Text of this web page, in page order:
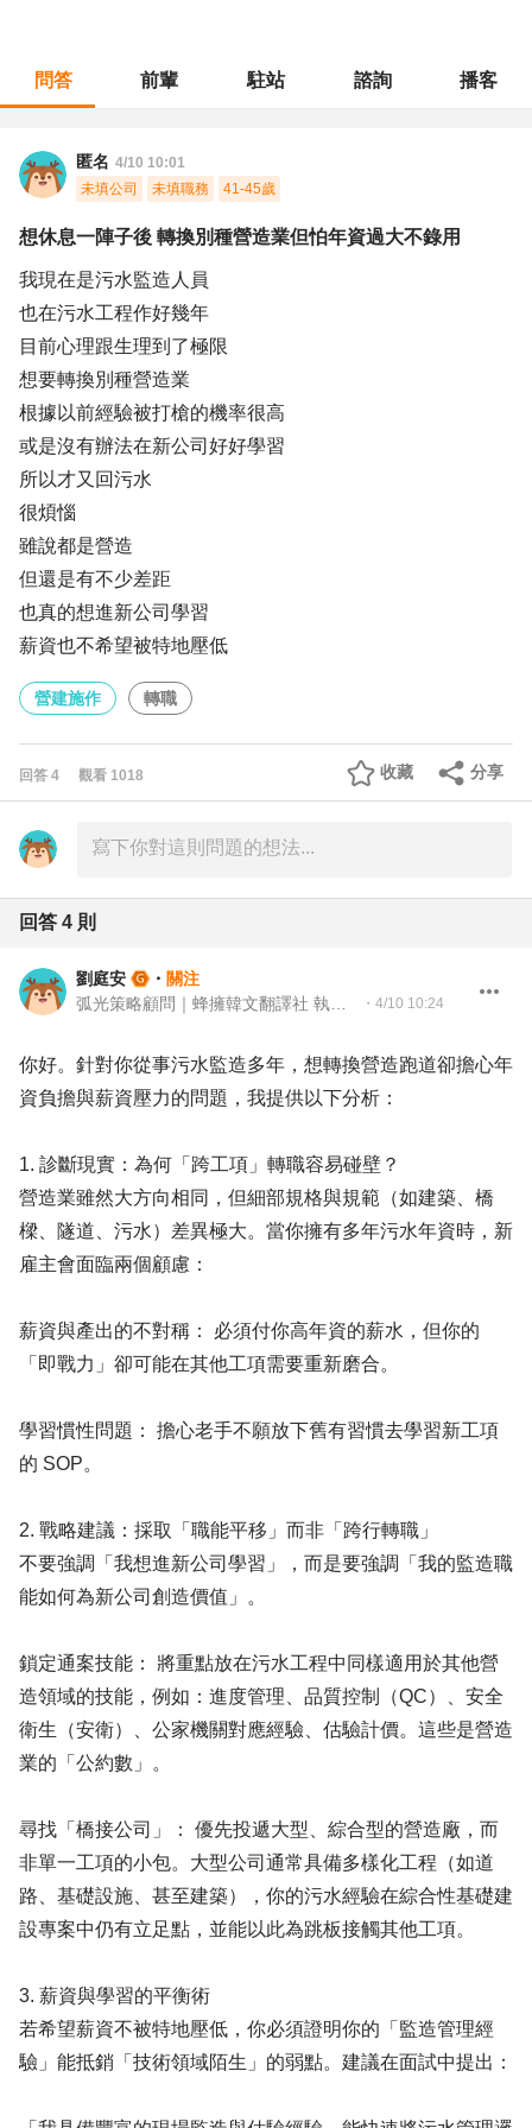
問答 前輩 駐站 諮詢 播客
匿名 4/10 10:01
未填公司
未填職務 41-45歲
想休息一陣子後 轉換別種營造業但怕年資過大不錄用
我現在是污水監造人員
也在污水工程作好幾年
目前心理跟生理到了極限
想要轉換別種營造業
根據以前經驗被打槍的機率很高
或是沒有辦法在新公司好好學習
所以才又回污水
很煩惱
雖說都是營造
但還是有不少差距
也真的想進新公司學習
薪資也不希望被特地壓低
營建施作 轉職
回答 4 觀看 1018 分享
收藏
回答 4 則
劉庭安 ・ 關注
・ 4/10 10:24
你好。針對你從事污水監造多年，想轉換營造跑道卻擔心年
資負擔與薪資壓力的問題，我提供以下分析：
1. 診斷現實：為何「跨工項」轉職容易碰壁？
營造業雖然大方向相同，但細部規格與規範（如建築、橋
樑、隧道、污水）差異極大。當你擁有多年污水年資時，新
雇主會面臨兩個顧慮：
薪資與產出的不對稱： 必須付你高年資的薪水，但你的
「即戰力」卻可能在其他工項需要重新磨合。
學習慣性問題： 擔心老手不願放下舊有習慣去學習新工項
的 SOP。
2. 戰略建議：採取「職能平移」而非「跨行轉職」
不要強調「我想進新公司學習」，而是要強調「我的監造職
能如何為新公司創造價值」。
鎖定通案技能： 將重點放在污水工程中同樣適用於其他營
造領域的技能，例如：進度管理、品質控制（QC）、安全
衛生（安衛）、公家機關對應經驗、估驗計價。這些是營造
業的「公約數」。
尋找「橋接公司」： 優先投遞大型、綜合型的營造廠，而
非單一工項的小包。大型公司通常具備多樣化工程（如道
路、基礎設施、甚至建築），你的污水經驗在綜合性基礎建
設專案中仍有立足點，並能以此為跳板接觸其他工項。
3. 薪資與學習的平衡術
若希望薪資不被特地壓低，你必須證明你的「監造管理經
驗」能抵銷「技術領域陌生」的弱點。建議在面試中提出：